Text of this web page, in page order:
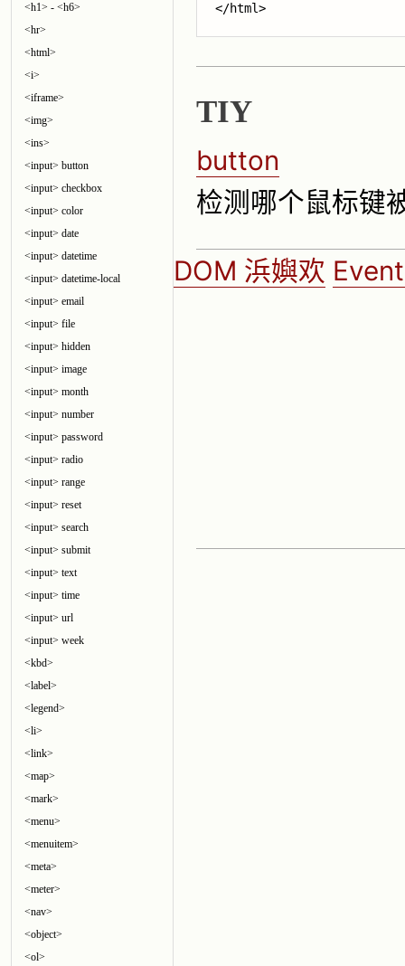
<h1> - <h6>
<hr>
<html>
<i>
<iframe>
<img>
<ins>
<input> button
<input> checkbox
<input> color
<input> date
<input> datetime
<input> datetime-local
<input> email
<input> file
<input> hidden
<input> image
<input> month
<input> number
<input> password
<input> radio
<input> range
<input> reset
<input> search
<input> submit
<input> text
<input> time
<input> url
<input> week
<kbd>
<label>
<legend>
<li>
<link>
<map>
<mark>
<menu>
<menuitem>
<meta>
<meter>
<nav>
<object>
<ol>
</html>
TIY
button
检测哪个鼠标键
DOM 浜嬩欢